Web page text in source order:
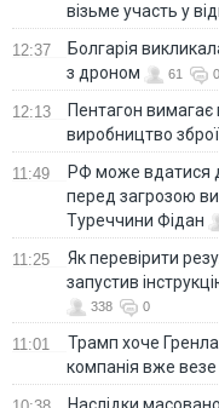
візьме участь у
12:37
Болгарія
з дроном
61 0
12:13
Пентагон
виробництво
11:49
РФ може вдатися
перед загрозою
Туреччини Фідан
11:25
Як перевірити
запустив
338 0
11:01
Трамп хоче
компанія вже